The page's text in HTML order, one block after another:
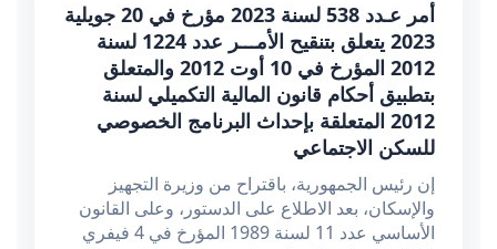
أمر عـدد 538 لسنة 2023 مؤرخ في 20 جويلية
2023 يتعلق بتنقيح الأمـــر عدد 1224 لسنة
2012 المؤرخ في 10 أوت 2012 والمتعلق
بتطبيق أحكام قانون المالية التكميلي لسنة
2012 المتعلقة بإحداث البرنامج الخصوصي
للسكن الاجتماعي
إن رئيس الجمهورية، باقتراح من وزيرة التجهيز
والإسكان، بعد الاطلاع على الدستور، وعلى القانون
الأساسي عدد 11 لسنة 1989 المؤرخ في 4 فيفري